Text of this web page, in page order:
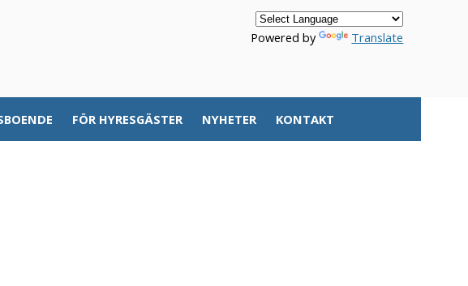
Powered by Translate
FÖR HYRESGÄSTER NYHETER KONTAKT